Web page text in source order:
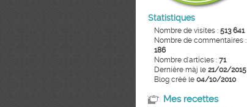
Statistiques
Nombre de visites : 513 641
Nombre de commentaires :
186
Nombre d'articles : 71
Dernière màj le 21/02/2015
Blog créé le 04/10/2010
Mes recettes